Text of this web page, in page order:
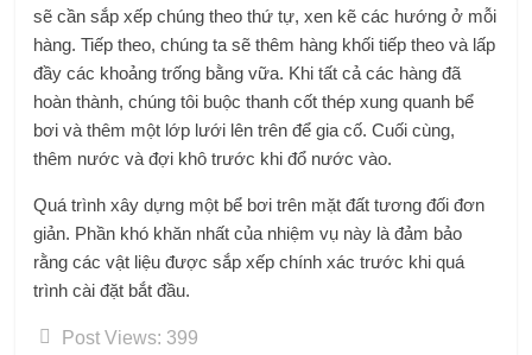
sẽ cần sắp xếp chúng theo thứ tự, xen kẽ các hướng ở mỗi
hàng. Tiếp theo, chúng ta sẽ thêm hàng khối tiếp theo và lấp
đầy các khoảng trống bằng vữa. Khi tất cả các hàng đã
hoàn thành, chúng tôi buộc thanh cốt thép xung quanh bể
bơi và thêm một lớp lưới lên trên để gia cố. Cuối cùng,
thêm nước và đợi khô trước khi đổ nước vào.
Quá trình xây dựng một bể bơi trên mặt đất tương đối đơn
giản. Phần khó khăn nhất của nhiệm vụ này là đảm bảo
rằng các vật liệu được sắp xếp chính xác trước khi quá
trình cài đặt bắt đầu.
Post Views: 399